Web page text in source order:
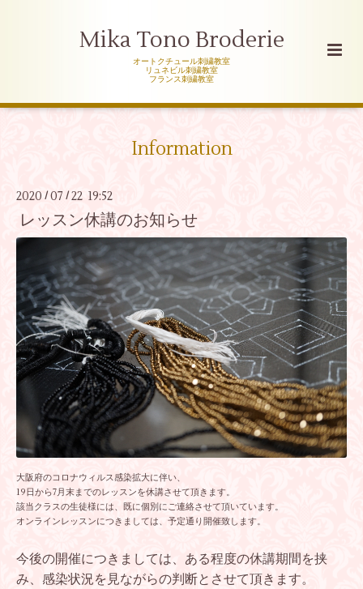
Mika Tono Broderie
オートクチュール刺繍教室
リュネビル刺繍教室
フランス刺繍教室
Information
2020 / 07 /22 19:52
レッスン休講のお知らせ
大阪府のコロナウィルス感染拡大に伴い、
19日から7月末までのレッスンを休講させて頂きます。
該当クラスの生徒様には、既に個別にご連絡させて頂いています。
オンラインレッスンにつきましては、予定通り開催致します。
今後の開催につきましては、ある程度の休講期間を挟
み、感染状況を見ながらの判断とさせて頂きます。